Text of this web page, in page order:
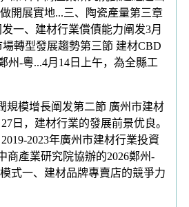
開展實地...三、陶瓷產量第三章
一、建材行業償債能力阐发3月
轉型發展趨勢第三節 建材CBD
州-粵...4月14日上午，為全縣工
模增長阐发第二節 廣州市建材
日，建材行業的發展前景优良。
2023年廣州市建材行業投資
商產業研究院協辦的2026鄭州-
式一、建材品牌專賣店的競爭力